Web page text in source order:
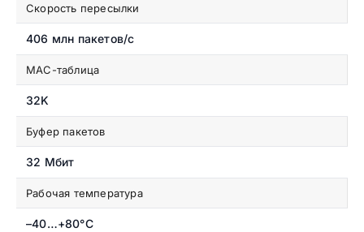
Скорость пересылки
406 млн пакетов/с
MAC-таблица
32K
Буфер пакетов
32 Мбит
Рабочая температура
–40…+80°C